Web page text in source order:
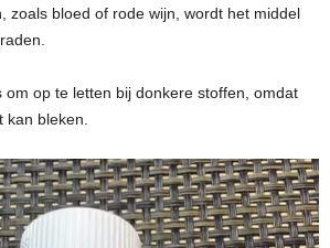
zoals bloed of rode wijn, wordt het middel
om op te letten bij donkere stoffen, omdat
bleken.